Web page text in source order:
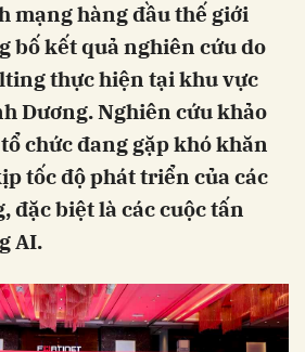
mạng hàng đầu thế giới
bố kết quả nghiên cứu do
thực hiện tại khu vực
Dương. Nghiên cứu khảo
chức đang gặp khó khăn
tốc độ phát triển của các
đặc biệt là các cuộc tấn
AI.